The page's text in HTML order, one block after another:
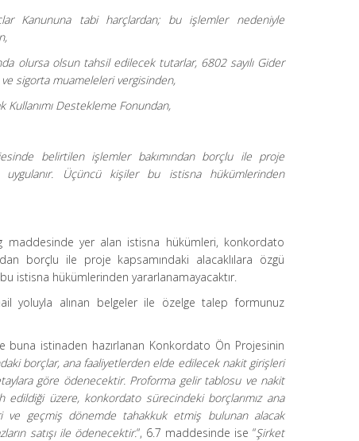
Kanununa tabi harçlardan; bu işlemler nedeniyle
olursa olsun tahsil edilecek tutarlar, 6802 sayılı Gider
sigorta muameleleri vergisinden,
Kullanımı Destekleme Fonundan,
belirtilen işlemler bakımından borçlu ile proje
uygulanır. Üçüncü kişiler bu istisna hükümlerinden
maddesinde yer alan istisna hükümleri, konkordato
borçlu ile proje kapsamındaki alacaklılara özgü
istisna hükümlerinden yararlanamayacaktır.
yoluyla alınan belgeler ile özelge talep formunuz
istinaden hazırlanan Konkordato Ön Projesinin
borçlar, ana faaliyetlerden elde edilecek nakit girişleri
göre ödenecektir. Proforma gelir tablosu ve nakit
edildiği üzere, konkordato sürecindeki borçlarımız ana
ve geçmiş dönemde tahakkuk etmiş bulunan alacak
satışı ile ödenecektir.“, 6.7 maddesinde ise “Şirket